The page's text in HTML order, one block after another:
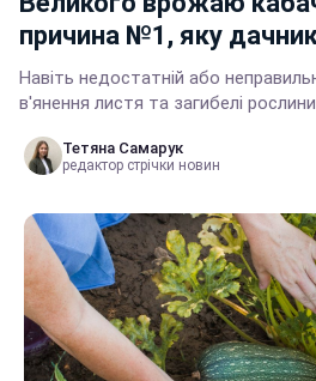
причина №1, яку
Навіть недостатній або
в'янення листя та загибелі рослини
Тетяна Самарук
редактор стрічки новин